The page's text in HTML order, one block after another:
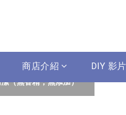
商店介紹 DIY 影
（無香精，無添加）